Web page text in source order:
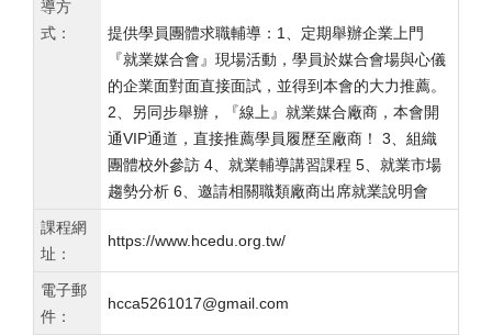
導方
式：
提供學員團體求職輔導：1、定期舉辦企業上門
『就業媒合會』現場活動，學員於媒合會場與心儀
的企業面對面直接面試，並得到本會的大力推薦。
2、另同步舉辦，『線上』就業媒合廠商，本會開
通VIP通道，直接推薦學員履歷至廠商！ 3、組織
團體校外參訪 4、就業輔導講習課程 5、就業市場
趨勢分析 6、邀請相關職類廠商出席就業說明會
課程網
址：
https://www.hcedu.org.tw/
電子郵
件：
hcca5261017@gmail.com